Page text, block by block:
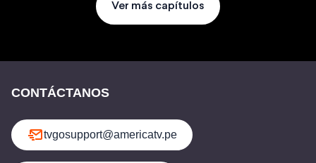
Ver más capítulos
CONTÁCTANOS
tvgosupport@americatv.pe